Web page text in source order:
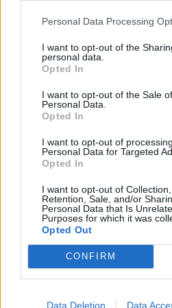
Personal Data Processing
I want to opt-out of the
personal data.
Opted In
I want to opt-out of the Sale
Personal Data.
Opted In
I want to opt-out of
Personal Data for Targeted
Opted In
I want to opt-out of Collection,
Retention, Sale, and/or
Personal Data that Is
Purposes for which it was
Opted Out
CONFIRM
Data Deletion Data
Data center in
Terra e WWF
tutti i Comuni